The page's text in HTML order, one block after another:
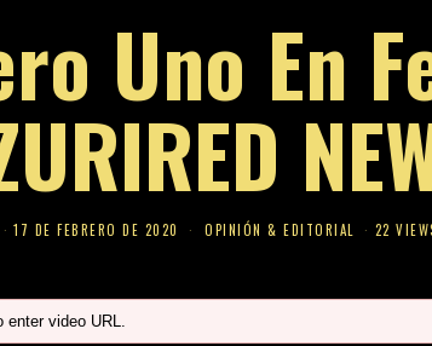
Uno En
17 DE FEBRERO DE 2020 OPINIÓN & EDITORIAL 22
video URL.